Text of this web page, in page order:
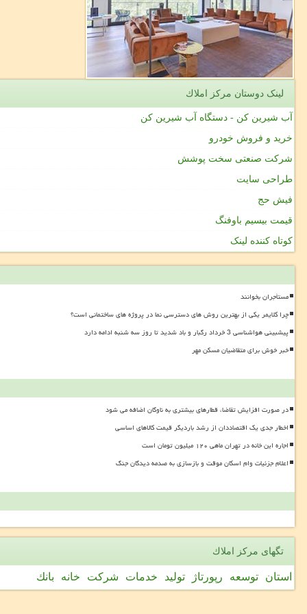
لینک دوستان مركز املاك
آب شیرین کن - دستگاه آب شیرین کن
خرید و فروش خودرو
شرکت صنعتی سخت پوشش
طراحی سایت
فیش حج
قیمت بیسیم باوفنگ
کوتاه کننده لینک
مستأجران بخوانند
چرا کلایمر یکی از بهترین روش های دسترسی نما در پروژه های ساختمانی است؟
پیشبینی هواشناسی 3 خرداد رگبار و باد شدید تا روز سه شنبه ادامه دارد
خبر خوش برای متقاضیان مسکن مهر
در صورت افزایش تقاضا، قطارهای بیشتری به ناوگان اضافه می شود
اخطار جدی یک اقتصاددان از رشد باردیگر قیمت کالاهای اساسی
اجاره این خانه در تهران ماهی ۱۲۰ میلیون تومان است
اعلام جزئیات وام اسکان موقت و بازسازی به صدمه دیدگان جنگ
تگهای مركز املاك
استان توسعه رپورتاژ تولید خدمات شركت خانه بانك